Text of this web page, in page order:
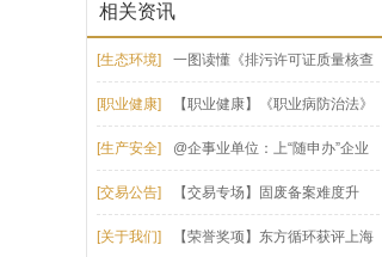
相关资讯
[生态环境] 一图读懂《排污许可证质量核查
技术规范》（HJ1299-2023）
[职业健康] 【职业健康】《职业病防治法》
必看50问答！
[生产安全] @企事业单位：上“随申办”企业
云，自查自纠安全生产重大事故隐患！
[交易公告] 【交易专场】固废备案难度升
级，7月专场专为企业固废打造
[关于我们] 【荣誉奖项】东方循环获评上海